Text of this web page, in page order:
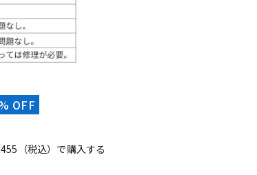
/ライブ
OFF
（税込）で購入する